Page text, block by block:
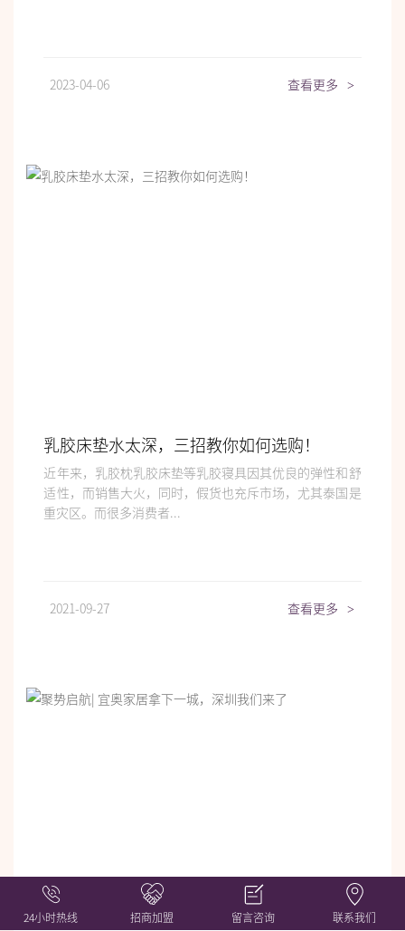
2023-04-06 查看更多 >
乳胶床垫水太深，三招教你如何选购！
近年来，乳胶枕乳胶床垫等乳胶寝具因其优良的弹性和舒
适性，而销售大火，同时，假货也充斥市场，尤其泰国是
重灾区。而很多消费者...
2021-09-27 查看更多 >
24小时热线 招商加盟 留言咨询 联系我们